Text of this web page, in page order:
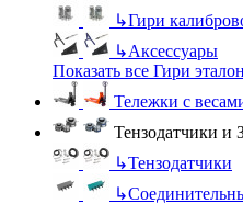
↳Гири
↳Аксессуары
Показать все Гири
Тележки с
Тензодатчики и
↳Тензодатчики
↳